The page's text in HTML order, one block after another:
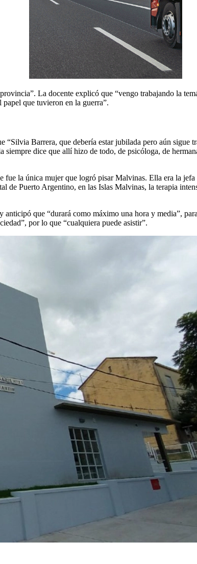
La docente explicó que “vengo trabajando la
que tuvieron en la guerra”.
“Silvia Barrera, que debería estar jubilada pero aún
dice que allí hizo de todo, de psicóloga, de
la única mujer que logró pisar Malvinas. Ella era la
de Puerto Argentino, en las Islas Malvinas, la terapia
que “durará como máximo una hora y media”,
por lo que “cualquiera puede asistir”.